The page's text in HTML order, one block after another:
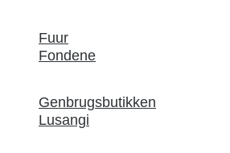
Fuur
Fondene
Genbrugsbutikken
Lusangi